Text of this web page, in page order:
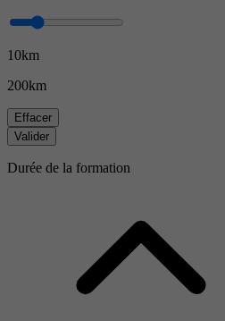
10km
200km
Effacer
Valider
Durée de la formation